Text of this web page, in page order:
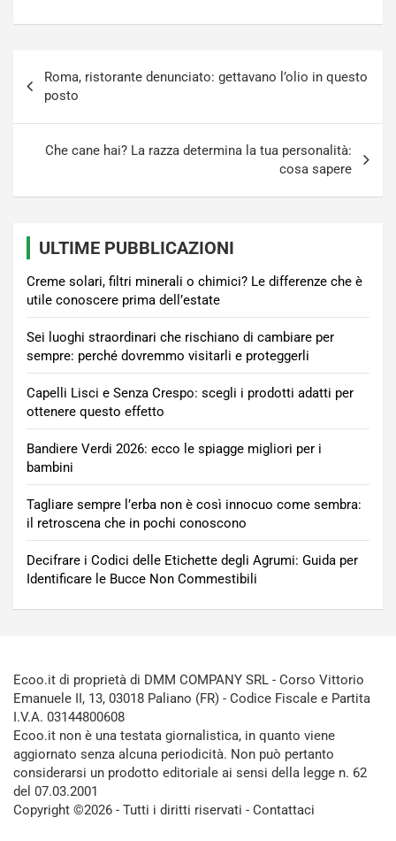
articoli
Roma, ristorante denunciato: gettavano l’olio in questo
posto
Che cane hai? La razza determina la tua personalità:
cosa sapere
ULTIME PUBBLICAZIONI
Creme solari, filtri minerali o chimici? Le differenze che è
utile conoscere prima dell’estate
Sei luoghi straordinari che rischiano di cambiare per
sempre: perché dovremmo visitarli e proteggerli
Capelli Lisci e Senza Crespo: scegli i prodotti adatti per
ottenere questo effetto
Bandiere Verdi 2026: ecco le spiagge migliori per i
bambini
Tagliare sempre l’erba non è così innocuo come sembra:
il retroscena che in pochi conoscono
Decifrare i Codici delle Etichette degli Agrumi: Guida per
Identificare le Bucce Non Commestibili
Ecoo.it di proprietà di DMM COMPANY SRL - Corso Vittorio
Emanuele II, 13, 03018 Paliano (FR) - Codice Fiscale e Partita
I.V.A. 03144800608
Ecoo.it non è una testata giornalistica, in quanto viene
aggiornato senza alcuna periodicità. Non può pertanto
considerarsi un prodotto editoriale ai sensi della legge n. 62
del 07.03.2001
Copyright ©2026 - Tutti i diritti riservati - Contattaci